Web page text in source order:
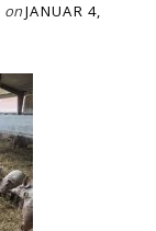
onJANUAR 4,